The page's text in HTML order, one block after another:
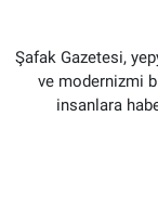
Şafak Gazetesi,
ve modernizmi
insanlara